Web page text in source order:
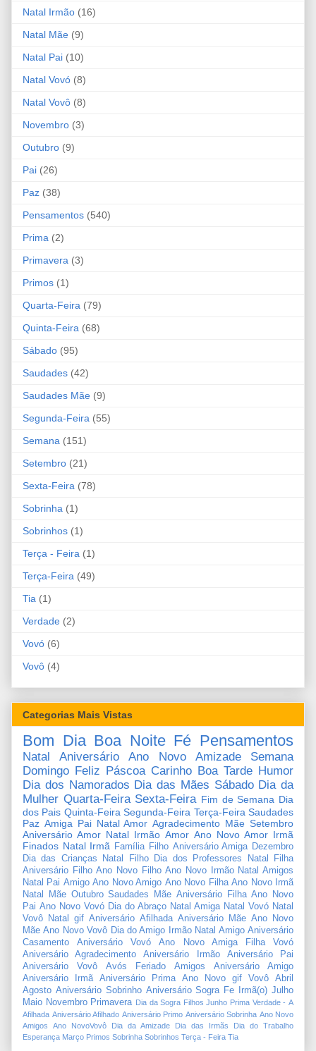
Natal Irmão (16)
Natal Mãe (9)
Natal Pai (10)
Natal Vovó (8)
Natal Vovô (8)
Novembro (3)
Outubro (9)
Pai (26)
Paz (38)
Pensamentos (540)
Prima (2)
Primavera (3)
Primos (1)
Quarta-Feira (79)
Quinta-Feira (68)
Sábado (95)
Saudades (42)
Saudades Mãe (9)
Segunda-Feira (55)
Semana (151)
Setembro (21)
Sexta-Feira (78)
Sobrinha (1)
Sobrinhos (1)
Terça - Feira (1)
Terça-Feira (49)
Tia (1)
Verdade (2)
Vovó (6)
Vovô (4)
Categorias Mais Vistas
Bom Dia Boa Noite Fé Pensamentos
Natal Aniversário Ano Novo Amizade
Semana
Domingo Feliz Páscoa Carinho Boa Tarde Humor
Dia dos Namorados Dia das Mães Sábado Dia da
Mulher Quarta-Feira Sexta-Feira Fim de Semana Dia
dos Pais Quinta-Feira Segunda-Feira Terça-Feira Saudades
Paz Amiga Pai Natal Amor Agradecimento Mãe Setembro
Aniversário Amor Natal Irmão Amor Ano Novo Amor Irmã
Finados Natal Irmã Família Filho Aniversário Amiga Dezembro
Dia das Crianças
Natal Filho Dia dos Professores
Natal Filha
Aniversário Filho Ano Novo Filho Ano Novo Irmão Natal Amigos
Natal Pai Amigo Ano Novo Amigo Ano Novo Filha Ano Novo Irmã
Natal Mãe Outubro Saudades Mãe Aniversário Filha Ano Novo
Pai Ano Novo Vovó Dia do Abraço Natal Amiga Natal Vovó Natal
Vovô
Natal gif Aniversário Afilhada Aniversário Mãe Ano Novo
Mãe Ano Novo Vovô Dia do Amigo Irmão Natal Amigo Aniversário
Casamento
Aniversário Vovó Ano Novo Amiga Filha
Vovó
Aniversário Agradecimento
Aniversário Irmão
Aniversário Pai
Aniversário Vovô
Avós Feriado Amigos
Aniversário Amigo
Aniversário Irmã
Aniversário Prima Ano Novo gif Vovô
Abril
Agosto Aniversário Sobrinho Aniversário Sogra Fe Irmã(o) Julho
Maio Novembro Primavera Dia da Sogra Filhos Junho Prima Verdade - A
Afilhada Aniversário Afilhado Aniversário Primo Aniversário Sobrinha Ano Novo
Amigos
Ano NovoVovô Dia da Amizade Dia das Irmãs
Dia do Trabalho
Esperança Março Primos Sobrinha Sobrinhos Terça - Feira Tia